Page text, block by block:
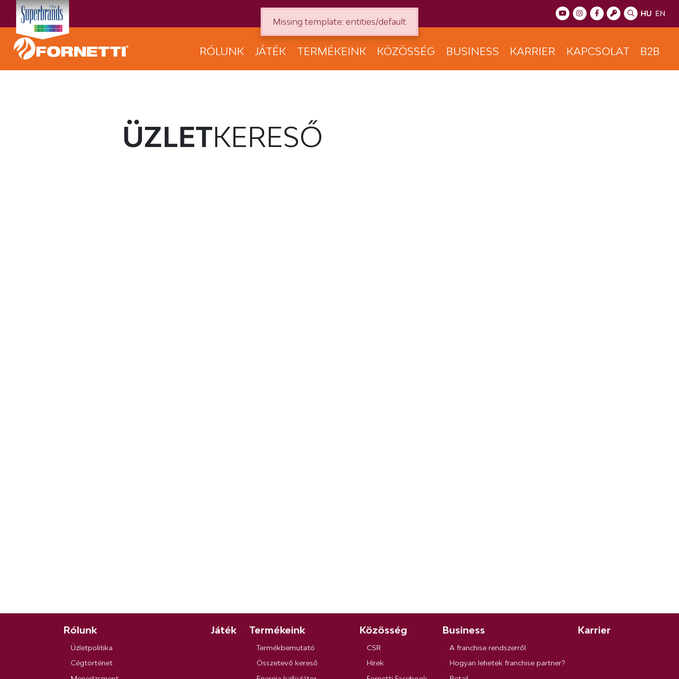
HU EN
RÓLUNK JÁTÉK TERMÉKEINK KÖZÖSSÉG BUSINESS KARRIER KAPCSOLAT B2B
ÜZLETKERESŐ
Rólunk
Üzletpolitika
Cégtörténet
Játék Termékeink
Termékbemutató
Összetevő kereső
Közösség
CSR
Hírek
Business
A franchise rendszerről
Hogyan lehetek franchise partner?
Karrier
Missing template: entities/default